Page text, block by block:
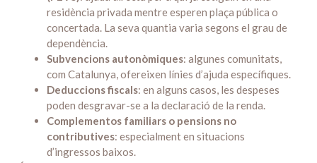
residència privada mentre esperen plaça pública o
concertada. La seva quantia varia segons el grau de
dependència.
Subvencions autonòmiques: algunes comunitats,
com Catalunya, ofereixen línies d’ajuda específiques.
Deduccions fiscals: en alguns casos, les despeses
poden desgravar-se a la declaració de la renda.
Complementos familiars o pensions no
contributives: especialment en situacions
d’ingressos baixos.